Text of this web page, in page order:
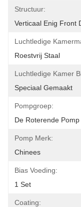
Structuur:
Verticaal Enig Front
Luchtledige
Roestvrij Staal
Luchtledige Kamer
Speciaal Gemaakt
Pompgroep:
De Roterende
Pomp Merk:
Chinees
Bias Voeding:
1 Set
Coating: